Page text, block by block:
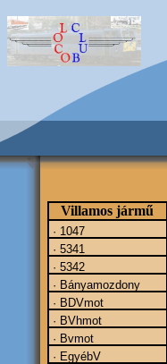
Villamos jármű
· 1047
· 5341
· 5342
· Bányamozdony
· BDVmot
· BVhmot
· Bvmot
· EgyébV